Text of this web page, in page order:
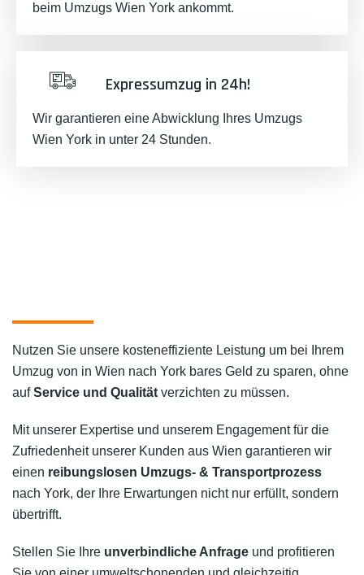
beim Umzugs Wien York ankommt.
Expressumzug in 24h!
Wir garantieren eine Abwicklung Ihres Umzugs
Wien York in unter 24 Stunden.
Nutzen Sie unsere kosteneffiziente Leistung um bei Ihrem
Umzug von in Wien nach York bares Geld zu sparen, ohne
aufService und Qualität verzichten zu müssen.
Mit unserer Expertise und unserem Engagement für die
Zufriedenheit unserer Kunden aus Wien garantieren wir
einen reibungslosen Umzugs- & Transportprozess
nach York, der Ihre Erwartungen nicht nur erfüllt, sondern
übertrifft.
Stellen Sie Ihre unverbindliche Anfrage und profitieren